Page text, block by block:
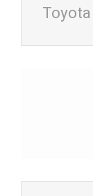
Toyota